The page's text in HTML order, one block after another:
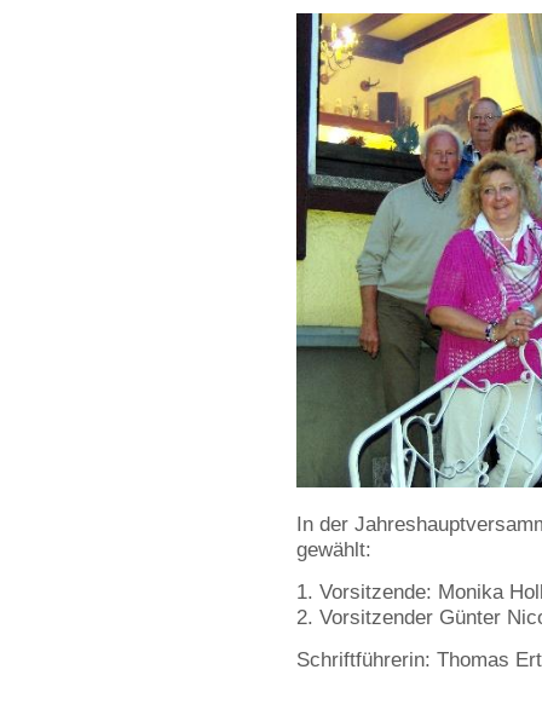
In der
gewählt:
Vorsitzende: Monika
Vorsitzender Günter
Schriftführerin: Thomas